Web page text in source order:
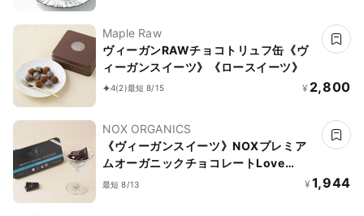
Maple Raw
ヴィーガンRAWチョコトリュフ缶《ヴ
ィーガンスイーツ》《ロースイーツ》
4(2)最短 8/15 ¥ 2,800
NOX ORGANICS
《ヴィーガンスイーツ》NOXプレミア
ムオーガニックチョコレートLove
Editionアーモンド＆チアシード12粒
最短 8/13 ¥ 1,944